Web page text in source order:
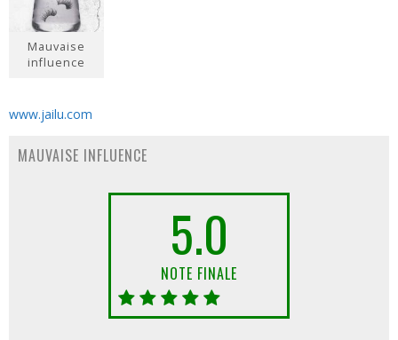
Mauvaise
influence
www.jailu.com
MAUVAISE INFLUENCE
5.0
NOTE FINALE